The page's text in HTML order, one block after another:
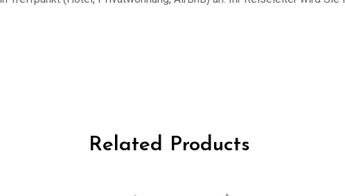
Related Products